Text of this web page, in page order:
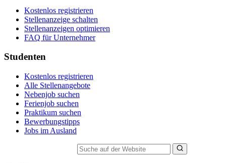
Kostenlos registrieren
Stellenanzeige schalten
Stellenanzeigen optimieren
FAQ für Unternehmer
Studenten
Kostenlos registrieren
Alle Stellenangebote
Nebenjob suchen
Ferienjob suchen
Praktikum suchen
Bewerbungstipps
Jobs im Ausland